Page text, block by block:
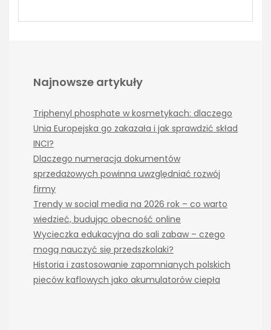
Najnowsze artykuły
Triphenyl phosphate w kosmetykach: dlaczego
Unia Europejska go zakazała i jak sprawdzić skład
INCI?
Dlaczego numeracja dokumentów
sprzedażowych powinna uwzględniać rozwój
firmy
Trendy w social media na 2026 rok – co warto
wiedzieć, budując obecność online
Wycieczka edukacyjna do sali zabaw – czego
mogą nauczyć się przedszkolaki?
Historia i zastosowanie zapomnianych polskich
pieców kaflowych jako akumulatorów ciepła